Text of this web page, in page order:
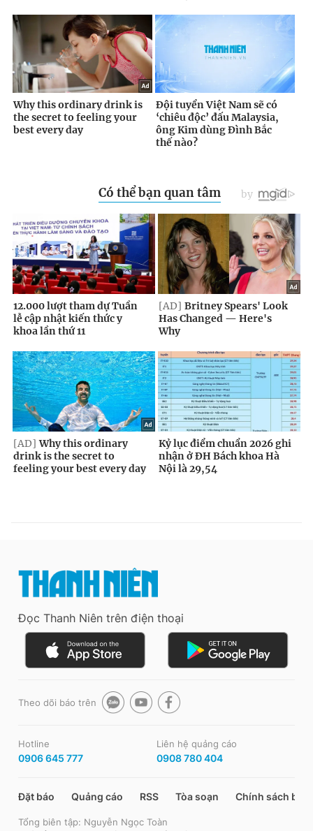
Đọc Thanh Niên trên điện thoại
Theo dõi báo trên
Hotline
0906 645 777
Liên hệ quảng cáo
0908 780 404
Đặt báo Quảng cáo RSS Tòa soạn Chính sách bảo
Tổng biên tập: Nguyễn Ngọc Toàn